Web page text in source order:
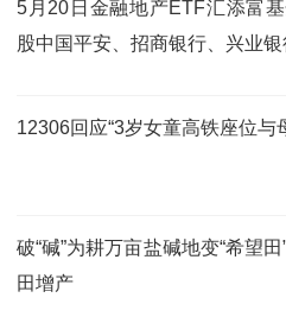
5月20日金融地产ETF汇添富
股中国平安、招商银行、兴业
12306回应“3岁女童高铁座位与
破“碱”为耕万亩盐碱地变“希望
田增产